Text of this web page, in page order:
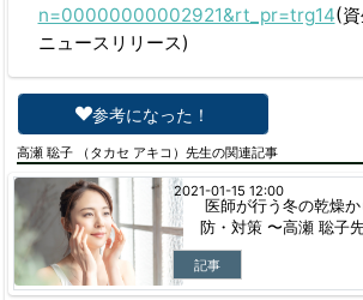
n=00000000002921&rt_pr=trg14(
ニュースリリース)
参考になった！
高瀬 聡子 （タカセ アキコ）先生の関連記事
医師が行う冬の乾燥
防・対策 〜高瀬 聡子
記事
2021-01-15 12:00